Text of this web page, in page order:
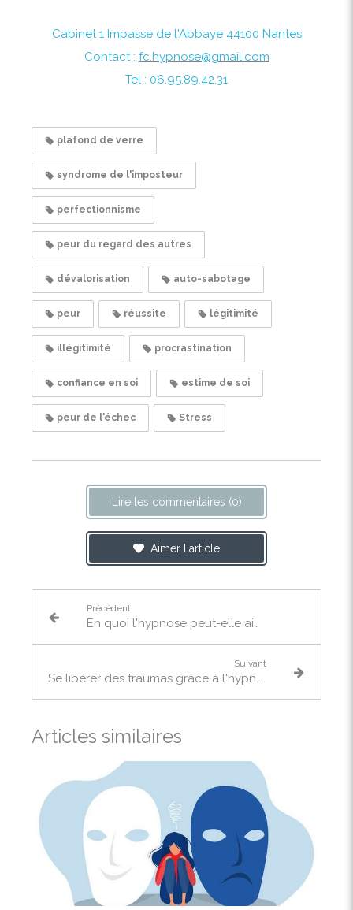
Cabinet 1 Impasse de l'Abbaye 44100 Nantes
Contact : fc.hypnose@gmail.com
Tel : 06.95.89.42.31
plafond de verre
syndrome de l'imposteur
perfectionnisme
peur du regard des autres
dévalorisation auto-sabotage
peur réussite légitimité
illégitimité procrastination
confiance en soi estime de soi
peur de l'échec Stress
Lire les commentaires (0)
Aimer l'article
Précédent
En quoi l'hypnose peut-elle aider en cas de phobie scolaire?
Suivant
Se libérer des traumas grâce à l'hypnose
Articles similaires